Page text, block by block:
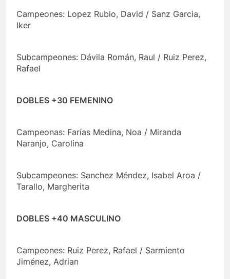
Campeones: Lopez Rubio, David / Sanz Garcia,
Iker
Subcampeones: Dávila Román, Raul / Ruiz Perez,
Rafael
DOBLES +30 FEMENINO
Campeonas: Farías Medina, Noa / Miranda
Naranjo, Carolina
Subcampeones: Sanchez Méndez, Isabel Aroa /
Tarallo, Margherita
DOBLES +40 MASCULINO
Campeones: Ruiz Perez, Rafael / Sarmiento
Jiménez, Adrian